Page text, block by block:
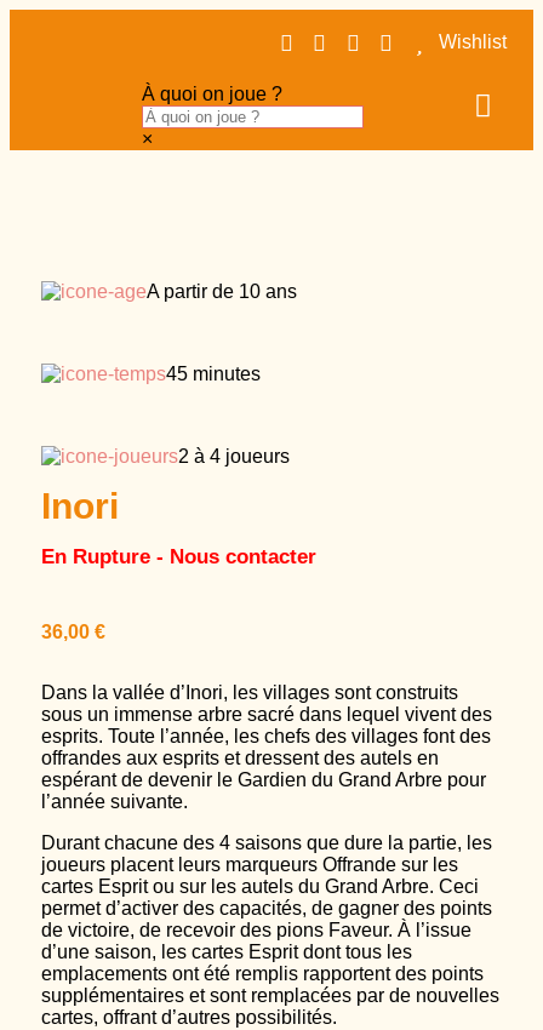
Wishlist
À quoi on joue ?
×
Inori
En Rupture - Nous contacter
36,00 €
Dans la vallée d’Inori, les villages sont construits
sous un immense arbre sacré dans lequel vivent des
esprits. Toute l’année, les chefs des villages font des
offrandes aux esprits et dressent des autels en
espérant de devenir le Gardien du Grand Arbre pour
l’année suivante.
Durant chacune des 4 saisons que dure la partie, les
joueurs placent leurs marqueurs Offrande sur les
cartes Esprit ou sur les autels du Grand Arbre. Ceci
permet d’activer des capacités, de gagner des points
de victoire, de recevoir des pions Faveur. À l’issue
d’une saison, les cartes Esprit dont tous les
emplacements ont été remplis rapportent des points
supplémentaires et sont remplacées par de nouvelles
cartes, offrant d’autres possibilités.
A partir de 10 ans
45 minutes
2 à 4 joueurs